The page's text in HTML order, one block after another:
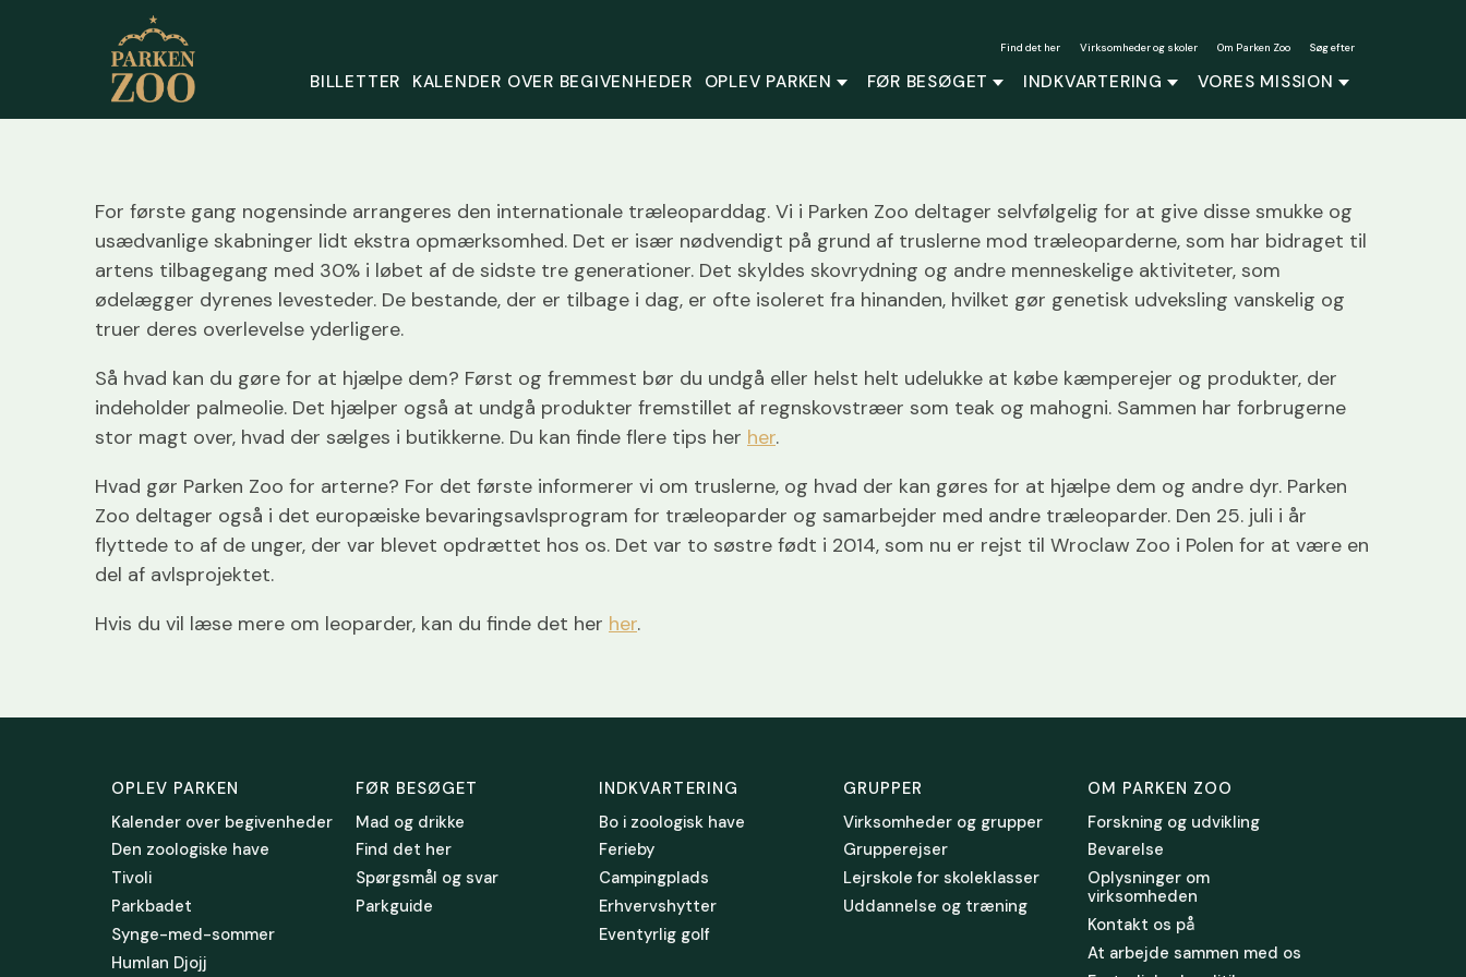
BILLETTER KALENDER OVER BEGIVENHEDER OPLEV PARKEN FØR BESØGET INDKVARTERING VORES MISSION
Find det her Virksomheder og skoler Om Parken Zoo Søg efter
For første gang nogensinde arrangeres den internationale træleoparddag. Vi i Parken Zoo deltager selvfølgelig for at give disse smukke og
usædvanlige skabninger lidt ekstra opmærksomhed. Det er især nødvendigt på grund af truslerne mod træleoparderne, som har bidraget til
artens tilbagegang med 30% i løbet af de sidste tre generationer. Det skyldes skovrydning og andre menneskelige aktiviteter, som
ødelægger dyrenes levesteder. De bestande, der er tilbage i dag, er ofte isoleret fra hinanden, hvilket gør genetisk udveksling vanskelig og
truer deres overlevelse yderligere.
Så hvad kan du gøre for at hjælpe dem? Først og fremmest bør du undgå eller helst helt udelukke at købe kæmperejer og produkter, der
indeholder palmeolie. Det hjælper også at undgå produkter fremstillet af regnskovstræer som teak og mahogni. Sammen har forbrugerne
stor magt over, hvad der sælges i butikkerne. Du kan finde flere tips her her.
Hvad gør Parken Zoo for arterne? For det første informerer vi om truslerne, og hvad der kan gøres for at hjælpe dem og andre dyr. Parken
Zoo deltager også i det europæiske bevaringsavlsprogram for træleoparder og samarbejder med andre træleoparder. Den 25. juli i år
flyttede to af de unger, der var blevet opdrættet hos os. Det var to søstre født i 2014, som nu er rejst til Wroclaw Zoo i Polen for at være en
del af avlsprojektet.
Hvis du vil læse mere om leoparder, kan du finde det her her.
OPLEV PARKEN
Kalender over begivenheder
Den zoologiske have
Tivoli
Parkbadet
Synge-med-sommer
Humlan Djojj
FØR BESØGET
Mad og drikke
Find det her
Spørgsmål og svar
Parkguide
INDKVARTERING
Bo i zoologisk have
Ferieby
Campingplads
Erhvervshytter
Eventyrlig golf
GRUPPER
Virksomheder og grupper
Grupperejser
Lejrskole for skoleklasser
Uddannelse og træning
OM PARKEN ZOO
Forskning og udvikling
Bevarelse
Oplysninger om
virksomheden
Kontakt os på
At arbejde sammen med os